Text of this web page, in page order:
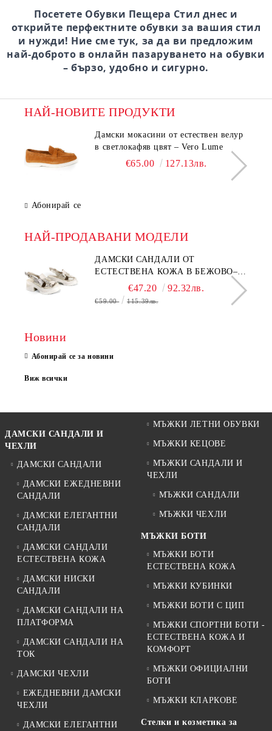
Посетете Обувки Пещера Стил днес и
открийте перфектните обувки за вашия стил
и нужди! Ние сме тук, за да ви предложим
най-доброто в онлайн пазаруването на обувки
– бързо, удобно и сигурно.
НАЙ-НОВИТЕ ПРОДУКТИ
Дамски мокасини от естествен велур
в светлокафяв цвят – Vero Lume
€65.00 127.13лв.
Абонирай се
НАЙ-ПРОДАВАНИ МОДЕЛИ
ДАМСКИ САНДАЛИ ОТ
ЕСТЕСТВЕНА КОЖА В БЕЖОВО–
МОДЕЛ NOVA.
€47.20 92.32лв.
€59.00 115.39лв.
Новини
Абонирай се за новини
Виж всички
ДАМСКИ САНДАЛИ И
ЧЕХЛИ
ДАМСКИ САНДАЛИ
ДАМСКИ ЕЖЕДНЕВНИ
САНДАЛИ
ДАМСКИ ЕЛЕГАНТНИ
САНДАЛИ
ДАМСКИ САНДАЛИ
ЕСТЕСТВЕНА КОЖА
ДАМСКИ НИСКИ
САНДАЛИ
ДАМСКИ САНДАЛИ НА
ПЛАТФОРМА
ДАМСКИ САНДАЛИ НА
ТОК
ДАМСКИ ЧЕХЛИ
ЕЖЕДНЕВНИ ДАМСКИ
ЧЕХЛИ
ДАМСКИ ЕЛЕГАНТНИ
МЪЖКИ ЛЕТНИ ОБУВКИ
МЪЖКИ КЕЦОВЕ
МЪЖКИ САНДАЛИ И
ЧЕХЛИ
МЪЖКИ САНДАЛИ
МЪЖКИ ЧЕХЛИ
МЪЖКИ БОТИ
МЪЖКИ БОТИ
ЕСТЕСТВЕНА КОЖА
МЪЖКИ КУБИНКИ
МЪЖКИ БОТИ С ЦИП
МЪЖКИ СПОРТНИ БОТИ -
ЕСТЕСТВЕНА КОЖА И
КОМФОРТ
МЪЖКИ ОФИЦИАЛНИ
БОТИ
МЪЖКИ КЛАРКОВЕ
Стелки и козметика за